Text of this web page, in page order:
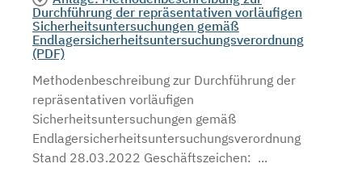
Durchführung der repräsentativen vorläufigen
Sicherheitsuntersuchungen gemäß
Endlagersicherheitsuntersuchungsverordnung
(PDF)
Methodenbeschreibung zur Durchführung der
repräsentativen vorläufigen
Sicherheitsuntersuchungen gemäß
Endlagersicherheitsuntersuchungsverordnung
Stand 28.03.2022 Geschäftszeichen: ...